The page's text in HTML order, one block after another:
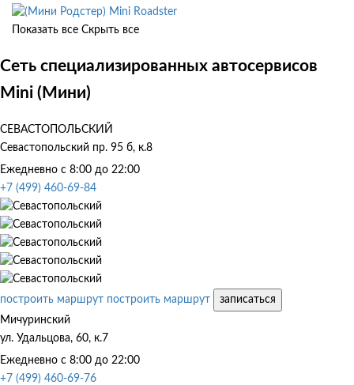
Mini Roadster
Показать все Скрыть все
Сеть специализированных автосервисов
Mini (Мини)
СЕВАСТОПОЛЬСКИЙ
Севастопольский пр. 95 б, к.8
Ежедневно с 8:00 до 22:00
+7 (499) 460-69-84
построить маршрут построить маршрут
записаться
Мичуринский
ул. Удальцова, 60, к.7
Ежедневно с 8:00 до 22:00
+7 (499) 460-69-76